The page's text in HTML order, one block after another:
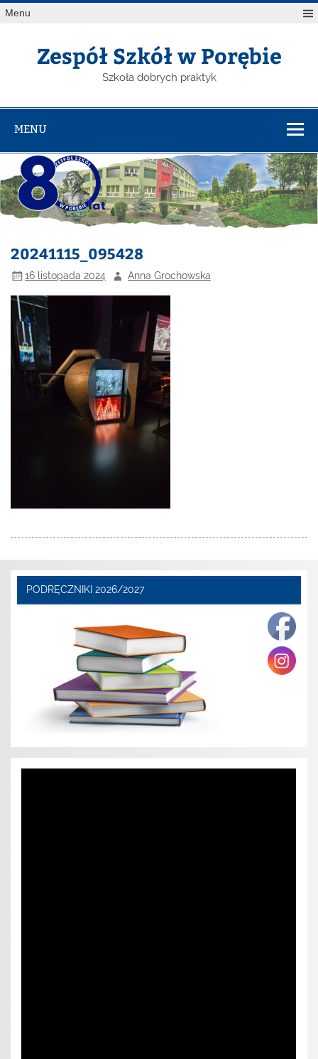
Menu
Zespół Szkół w Porębie
Szkoła dobrych praktyk
MENU
20241115_095428
16 listopada 2024 Anna Grochowska
PODRĘCZNIKI 2026/2027